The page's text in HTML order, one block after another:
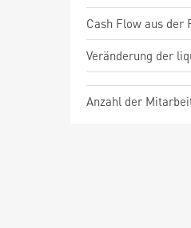
Cash Flow aus
Veränderung der
Anzahl der